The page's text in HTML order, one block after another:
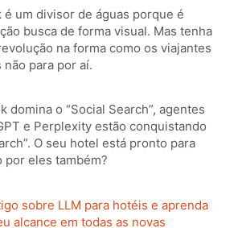
é um divisor de águas porque é
busca de forma visual. Mas tenha
na forma como os viajantes
para por aí.
domina o “Social Search”, agentes
e Perplexity estão conquistando
O seu hotel está pronto para
por eles também?
sobre LLM para hotéis e aprenda
alcance em todas as novas